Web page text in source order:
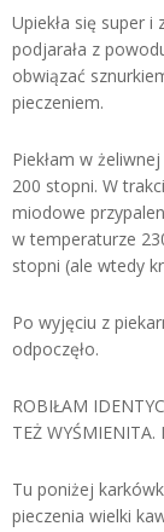
Upiekła się super i
podjarała z
obwiązać
pieczeniem.
Piekłam w
200 stopni. W
miodowe
w temperaturze
stopni (ale wtedy
Po wyjęciu z
odpoczęło.
ROBIŁAM
TEŻ
Tu poniżej
pieczenia wielki